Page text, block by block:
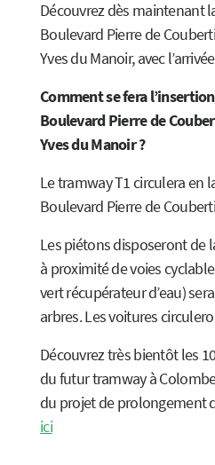
Découvrez dès maintenant
Boulevard Pierre de
Yves du Manoir, avec
Comment se fera
Boulevard Pierre de
Yves du Manoir ?
Le tramway T1 circulera en
Boulevard Pierre de
Les piétons disposeront de
à proximité de voies
vert récupérateur d’eau)
arbres. Les voitures
Découvrez très bientôt les
du futur tramway à
du projet de prolongement
ici